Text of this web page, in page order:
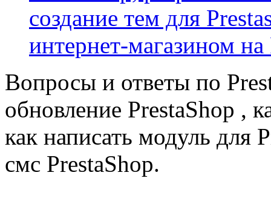
создание тем для
интернет-магазином на
Вопросы и ответы по
обновление PrestaShop ,
как написать модуль для
смс PrestaShop.